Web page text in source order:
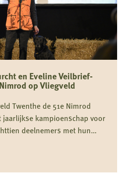
en Eveline Veilbrief-
op Vliegveld
Twenthe de 51e Nimrod
kampioenschap voor
deelnemers met hun
door de labrador retriever